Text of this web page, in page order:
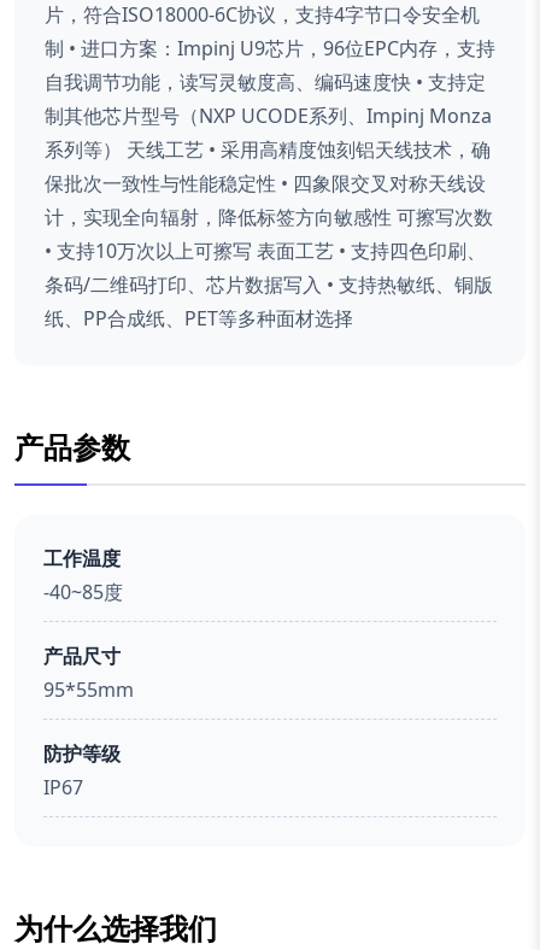
片，符合ISO18000-6C协议，支持4字节口令安全机
制 • 进口方案：Impinj U9芯片，96位EPC内存，支持
自我调节功能，读写灵敏度高、编码速度快 • 支持定
制其他芯片型号（NXP UCODE系列、Impinj Monza
系列等） 天线工艺 • 采用高精度蚀刻铝天线技术，确
保批次一致性与性能稳定性 • 四象限交叉对称天线设
计，实现全向辐射，降低标签方向敏感性 可擦写次数
• 支持10万次以上可擦写 表面工艺 • 支持四色印刷、
条码/二维码打印、芯片数据写入 • 支持热敏纸、铜版
纸、PP合成纸、PET等多种面材选择
产品参数
工作温度
-40~85度
产品尺寸
95*55mm
防护等级
IP67
为什么选择我们